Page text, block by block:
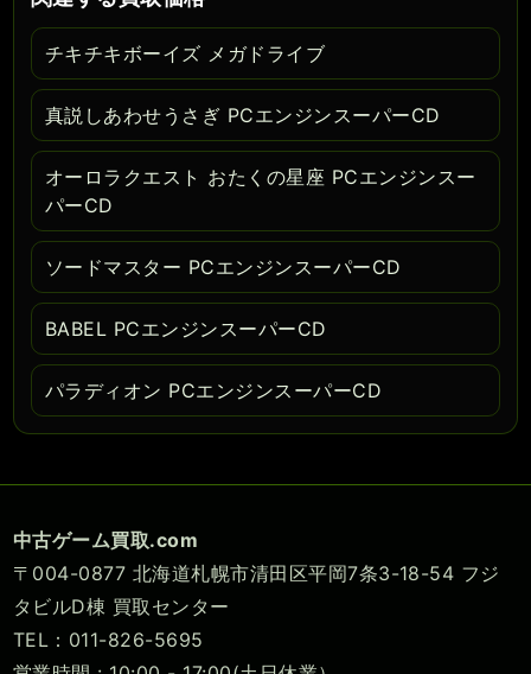
チキチキボーイズ メガドライブ
真説しあわせうさぎ PCエンジンスーパーCD
オーロラクエスト おたくの星座 PCエンジンスー
パーCD
ソードマスター PCエンジンスーパーCD
BABEL PCエンジンスーパーCD
パラディオン PCエンジンスーパーCD
中古ゲーム買取.com
〒004-0877 北海道札幌市清田区平岡7条3-18-54 フジ
タビルD棟 買取センター
TEL：011-826-5695